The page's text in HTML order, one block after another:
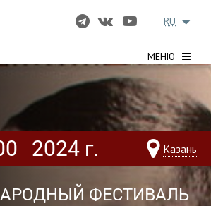
МЕНЮ
RU
2024 г. Казань
ФЕСТИВАЛЬ